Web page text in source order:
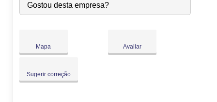
Ter:
09:00-18:00
Qua:
09:00-18:00
Sáb:
Fechado
Gostou desta empresa?
Mapa Avaliar
Sugerir correção